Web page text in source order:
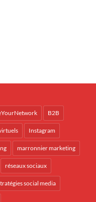
B2B
Instagram
marronnier marketing
réseaux sociaux
social media